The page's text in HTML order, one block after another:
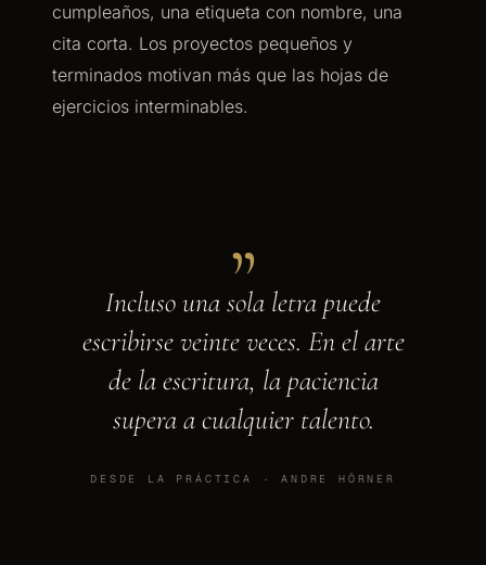
cumpleaños, una etiqueta con nombre, una
cita corta. Los proyectos pequeños y
terminados motivan más que las hojas de
ejercicios interminables.
„
Incluso una sola letra puede
escribirse veinte veces. En el arte
de la escritura, la paciencia
supera a cualquier talento.
DESDE LA PRÁCTICA · ANDRE HÖRNER